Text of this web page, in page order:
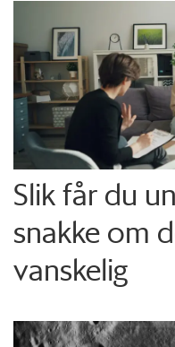
Slik får du
snakke om
vanskelig